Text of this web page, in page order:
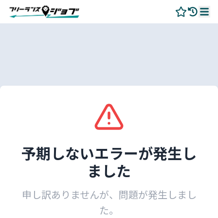
予期しないエラーが発生し
ました
申し訳ありませんが、問題が発生しまし
た。